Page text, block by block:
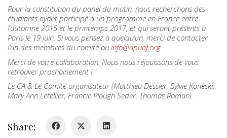
Pour la constitution du panel du matin, nous recherchons des
étudiants ayant participé à un programme en France entre
l’automne 2015 et le printemps 2017, et qui seront présents à
Paris le 19 juin. Si vous pensez à quelqu’un, merci de contacter
l’un des membres du comité ou info@apuaf.org
Merci de votre collaboration. Nous nous réjouissons de vous
retrouver prochainement !
Le CA & Le Comité organisateur (Matthieu Dessier, Sylvie Koneski,
Mary Ann Letellier, Francie Plough Seder, Thomas Roman).
Share: